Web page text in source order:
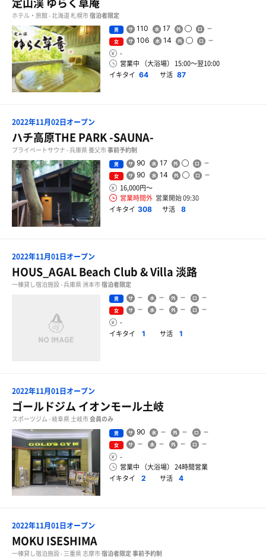
ホテル・旅館 - 北海道 札幌市宿泊者限定
男 110 17
女 106 14
-
営業中 （大浴場） 15:00〜翌10:00
イキタイ 64 サ活 87
2022年11月02日オープン
ハチ高原THE PARK -SAUNA-
プライベートサウナ - 兵庫県 養父市事前予約制
男 90 17
女 90 14
16,000円〜
営業時間外 営業開始 09:30
イキタイ 308 サ活 8
2022年11月01日オープン
HOUS_AGAL Beach Club & Villa 淡路
一棟貸し宿泊施設 - 兵庫県 洲本市宿泊者限定
男
女
-
イキタイ
1 サ活 1
2022年11月01日オープン
ゴールドジム イオンモール土岐
スポーツジム - 岐阜県 土岐市会員のみ
男 90
女
-
営業中 （大浴場） 24時間営業
イキタイ
2 サ活 4
2022年11月01日オープン
MOKU ISESHIMA
一棟貸し宿泊施設 - 三重県 志摩市宿泊者限定事前予約制